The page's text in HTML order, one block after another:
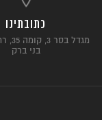
כתובתינו
בני ברק